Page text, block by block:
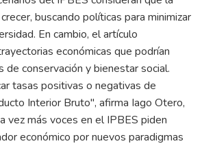
buscando políticas para minimizar
En cambio, el artículo
económicas que podrían
conservación y bienestar social.
tasas positivas o negativas de
Interior Bruto", afirma Iago Otero,
vez más voces en el IPBES piden
económico por nuevos paradigmas